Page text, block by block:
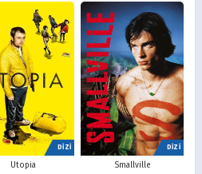
DİZİ
Utopia
DİZİ
Smallville